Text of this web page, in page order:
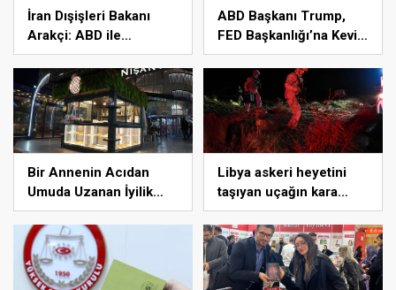
İran Dışişleri Bakanı
Arakçi: ABD ile
müzakereye hazırız
ABD Başkanı Trump,
FED Başkanlığı’na Kevin
Warsh’ı aday gösterdi
Bir Annenin Acıdan
Umuda Uzanan İyilik
Yolculuğu
Libya askeri heyetini
taşıyan uçağın kara
kutusuna ulaşıldı